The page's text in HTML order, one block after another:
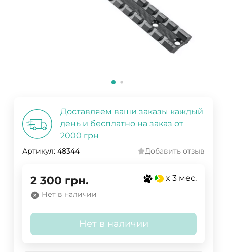
Доставляем ваши заказы каждый
день и бесплатно на заказ от
2000 грн
Артикул: 48344 Добавить отзыв
2 300 грн. x 3 мес.
Нет в наличии
Нет в наличии